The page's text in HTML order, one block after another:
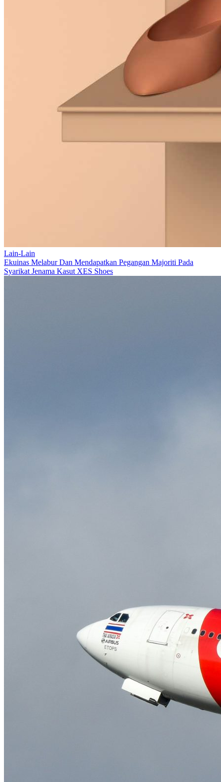
Lain-Lain
Ekuinas Melabur Dan Mendapatkan Pegangan Majoriti Pada
Syarikat Jenama Kasut XES Shoes